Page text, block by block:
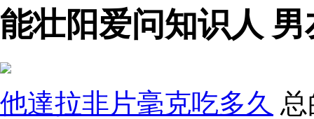
能壮阳爱问知识人
他達拉非片毫克吃多久